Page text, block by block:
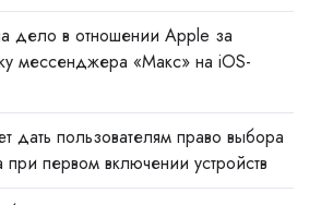
дело в отношении Apple за
мессенджера «Макс» на iOS-
дать пользователям право выбора
первом включении устройств